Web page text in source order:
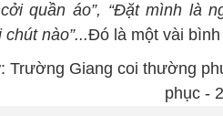
quần áo”, “Đặt mình là
nào”...Đó là một vài